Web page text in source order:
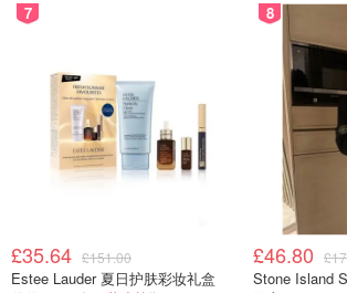
后，今年再度蝉联。牛津大学排名第四，
7
£35.64 £151.00
Estee Lauder 夏日护肤彩妆礼盒
8
£46.80
Stone Island